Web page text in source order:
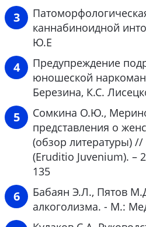
каннабиноидной
Ю.Е
Предупреждение
юношеской
Березина, К.С.
Сомкина О.Ю.,
представления о
(обзор литературы)
(Eruditio Juvenium). –
135
Бабаян Э.Л., Пятов
алкоголизма. - М.: